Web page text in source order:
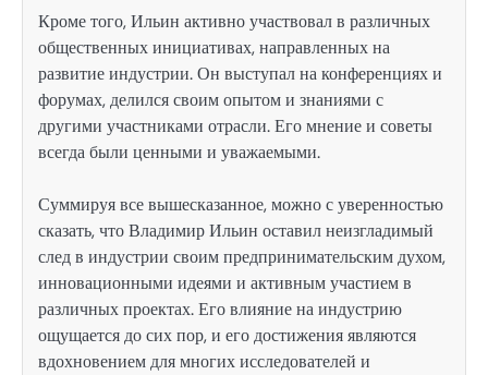
Кроме того, Ильин активно участвовал в различных
общественных инициативах, направленных на
развитие индустрии. Он выступал на конференциях и
форумах, делился своим опытом и знаниями с
другими участниками отрасли. Его мнение и советы
всегда были ценными и уважаемыми.
Суммируя все вышесказанное, можно с уверенностью
сказать, что Владимир Ильин оставил неизгладимый
след в индустрии своим предпринимательским духом,
инновационными идеями и активным участием в
различных проектах. Его влияние на индустрию
ощущается до сих пор, и его достижения являются
вдохновением для многих исследователей и